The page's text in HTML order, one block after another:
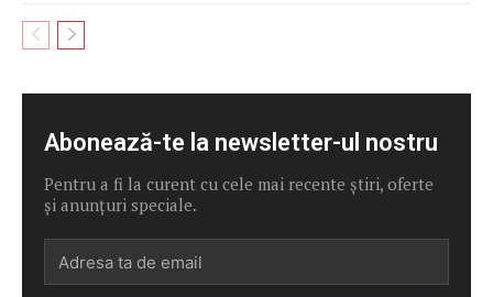
Abonează-te la newsletter-ul nostru
Pentru a fi la curent cu cele mai recente știri, oferte
și anunțuri speciale.